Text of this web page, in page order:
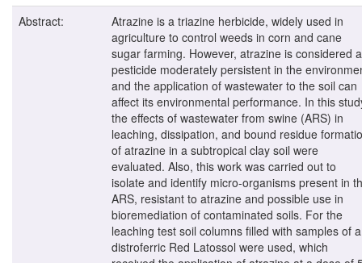
Abstract:
Atrazine is a triazine herbicide, widely used in
agriculture to control weeds in corn and cane
sugar farming. However, atrazine is considered a
pesticide moderately persistent in the
and the application of wastewater to the soil can
affect its environmental performance. In this
the effects of wastewater from swine (ARS) in
leaching, dissipation, and bound residue
of atrazine in a subtropical clay soil were
evaluated. Also, this work was carried out to
isolate and identify micro-organisms present in
ARS, resistant to atrazine and possible use in
bioremediation of contaminated soils. For the
leaching test soil columns filled with samples of a
distroferric Red Latossol were used, which